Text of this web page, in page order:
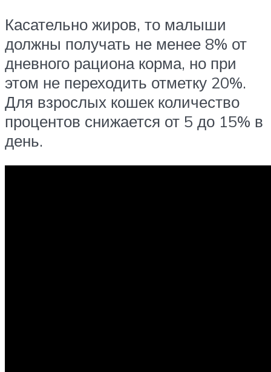
Касательно жиров, то малыши
должны получать не менее 8% от
дневного рациона корма, но при
этом не переходить отметку 20%.
Для взрослых кошек количество
процентов снижается от 5 до 15% в
день.